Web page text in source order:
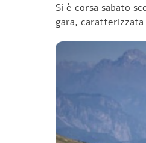
Si è corsa sabato
gara,